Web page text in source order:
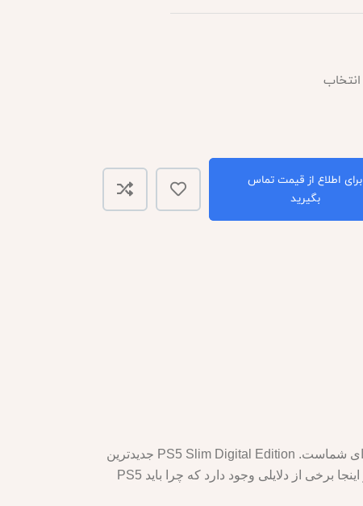
برای اطلاع از قیمت تماس
بگیرید
اگر به دنبال یک کنسول بازی قدرتمند، شیک و بدون دیسک هستید، پلی استیشن 5 اسلیم دیجیتال ادیشن بهترین انتخاب برای شماست. PS5 Slim Digital Edition جدیدترین
مدل کنسول PS5 است که عملکرد خیره کننده، ویژگی های همه جانبه و مجموعه وسیعی از بازی ها را ارائه می دهد. در اینجا برخی از دلایلی وجود دارد که چرا باید PS5